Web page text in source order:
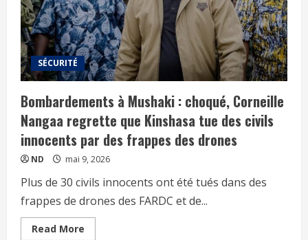
SÉCURITÉ
Bombardements à Mushaki : choqué, Corneille
Nangaa regrette que Kinshasa tue des civils
innocents par des frappes des drones
ND mai 9, 2026
Plus de 30 civils innocents ont été tués dans des
frappes de drones des FARDC et de...
Read More